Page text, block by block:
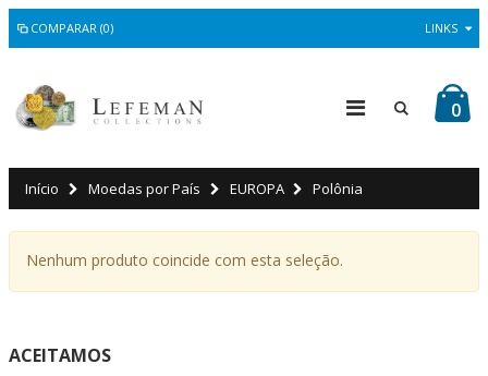
COMPARAR (0) LINKS
0
Início Moedas por País EUROPA Polônia
Nenhum produto coincide com esta seleção.
ACEITAMOS